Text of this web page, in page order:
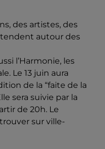
des artistes, des
autour des
l’Harmonie, les
Le 13 juin aura
de la “faite de la
sera suivie par la
de 20h. Le
sur ville-